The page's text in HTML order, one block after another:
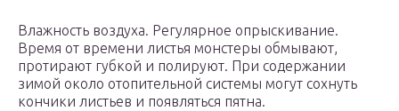
Влажность воздуха. Регулярное опрыскивание.
Время от времени листья монстеры обмывают,
протирают губкой и полируют. При содержании
зимой около отопительной системы могут сохнуть
кончики листьев и появляться пятна.